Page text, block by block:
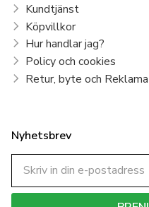
Kundtjänst
Köpvillkor
Hur handlar jag?
Policy och cookies
Retur, byte och
Nyhetsbrev